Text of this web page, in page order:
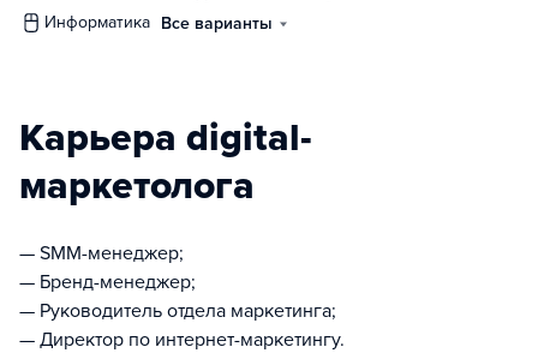
информатика Все варианты
Карьера digital-
маркетолога
— SMM-менеджер;
— Бренд-менеджер;
— Руководитель отдела маркетинга;
— Директор по интернет-маркетингу.